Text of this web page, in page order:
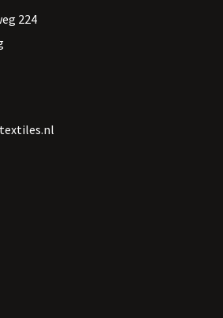
224